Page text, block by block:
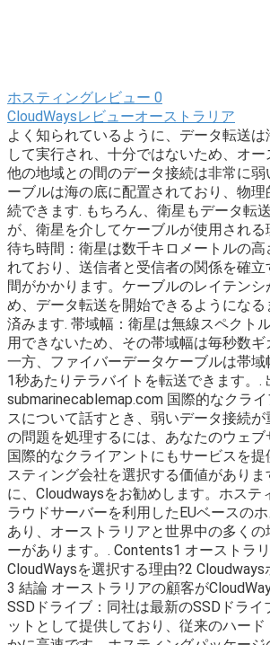
ホスティングレビュー 0
CloudWaysレビューオーストラリア
よく知られているように、データ転送
して実行され、十分ではないため、オ
他の地域との間のデータ接続は非常に
ーブルは海の底に配置されており、物
続できます. もちろん、衛星もデータ転
が、衛星を介してケーブルが使用される
待ち時間：衛星は数千キロメートルの高
れており、送信者と受信者の関係を確
間がかかります。ケーブルのレイテン
め、データ転送を開始できるようにな
済みます. 帯域幅：衛星は無線スペクト
用できないため、その帯域幅は毎秒数ギ
一方、ファイバーデータケーブルは帯域
1秒あたりテラバイトを転送できます。.
submarinecablemap.com 国際的なクラ
スについて話すとき、弱いデータ接続が
の問題を処理するには、あなたのウェブ
国際的なクライアントにもサービスを
スティング会社を選択する価値がありま
に、Cloudwaysをお勧めします。ホステ
ラウドサーバーを利用したEUベースの
あり、オーストラリアと世界中の多く
ーがあります。. Contents1 オーストラ
CloudWaysを選択する理由?2
3 結論 オーストラリアの顧客が
SSDドライブ：同社は最新のSSDドライ
ットとして提供しており、従来のハー